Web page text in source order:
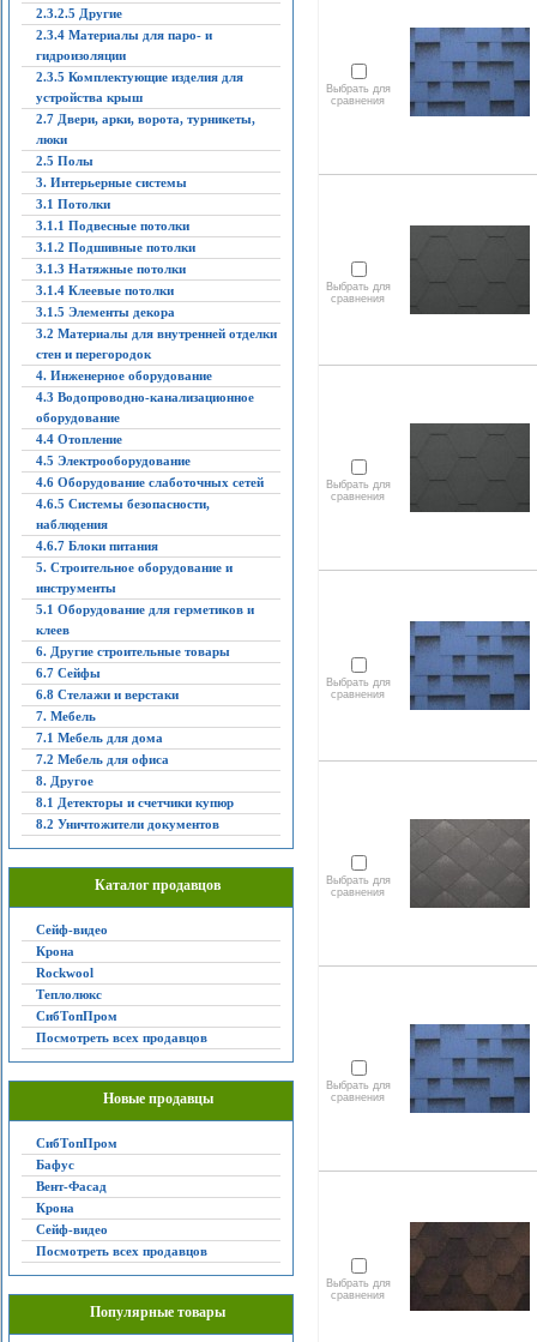
2.3.2.5 Другие
2.3.4 Материалы для паро- и
гидроизоляции
2.3.5 Комплектующие изделия для
устройства крыш
2.7 Двери, арки, ворота, турникеты,
люки
2.5 Полы
3. Интерьерные системы
3.1 Потолки
3.1.1 Подвесные потолки
3.1.2 Подшивные потолки
3.1.3 Натяжные потолки
3.1.4 Клеевые потолки
3.1.5 Элементы декора
3.2 Материалы для внутренней отделки
стен и перегородок
4. Инженерное оборудование
4.3 Водопроводно-канализационное
оборудование
4.4 Отопление
4.5 Электрооборудование
4.6 Оборудование слаботочных сетей
4.6.5 Системы безопасности,
наблюдения
4.6.7 Блоки питания
5. Строительное оборудование и
инструменты
5.1 Оборудование для герметиков и
клеев
6. Другие строительные товары
6.7 Сейфы
6.8 Стелажи и верстаки
7. Мебель
7.1 Мебель для дома
7.2 Мебель для офиса
8. Другое
8.1 Детекторы и счетчики купюр
8.2 Уничтожители документов
Каталог продавцов
Сейф-видео
Крона
Rockwool
Теплолюкс
СибТопПром
Посмотреть всех продавцов
Новые продавцы
СибТопПром
Бафус
Вент-Фасад
Крона
Сейф-видео
Посмотреть всех продавцов
Популярные товары
Выбрать для
сравнения
Выбрать для
сравнения
Выбрать для
сравнения
Выбрать для
сравнения
Выбрать для
сравнения
Выбрать для
сравнения
Выбрать для
сравнения